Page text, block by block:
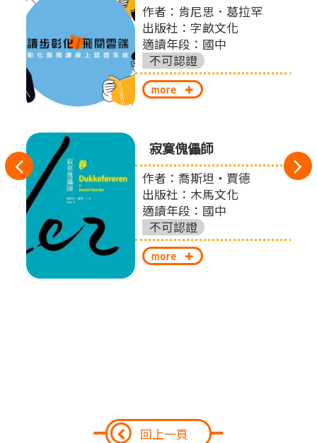
往
左
切
換
作者：肯尼思．葛拉罕
出版社：字畝文化
適讀年段：國中
不可認證
more
寂寞傀儡師
作者：喬斯坦‧賈德
出版社：木馬文化
適讀年段：國中
不可認證
more
回上一頁